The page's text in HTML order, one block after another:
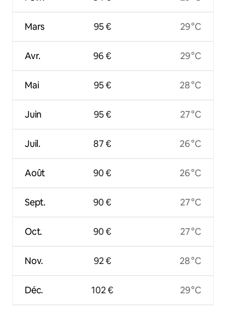
Mars
Avr.
Mai
Juin
Juil.
Août
Sept.
Oct.
Nov.
Déc.
95 €
96 €
95 €
95 €
87 €
90 €
90 €
90 €
92 €
102 €
29 °C
29 °C
28 °C
27 °C
26 °C
26 °C
27 °C
27 °C
28 °C
29 °C